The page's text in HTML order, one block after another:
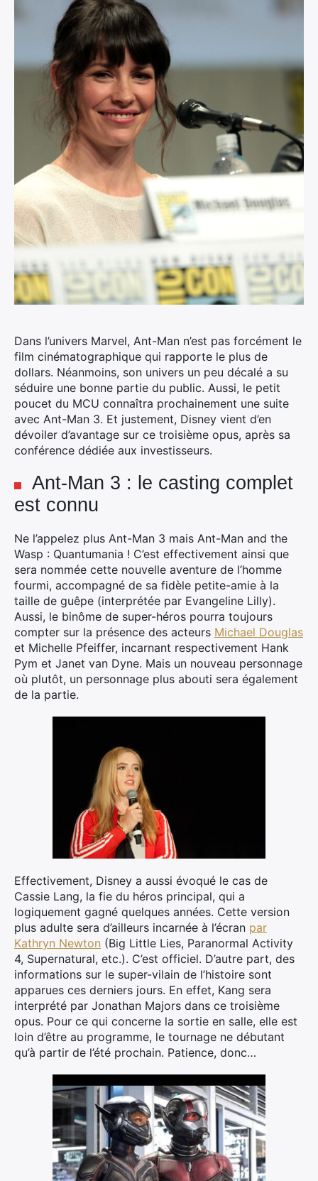
Dans l’univers Marvel, Ant-Man n’est pas forcément le
film cinématographique qui rapporte le plus de
dollars. Néanmoins, son univers un peu décalé a su
séduire une bonne partie du public. Aussi, le petit
poucet du MCU connaîtra prochainement une suite
avec Ant-Man 3. Et justement, Disney vient d’en
dévoiler d’avantage sur ce troisième opus, après sa
conférence dédiée aux investisseurs.
Ant-Man 3 : le casting complet
est connu
Ne l’appelez plus Ant-Man 3 mais Ant-Man and the
Wasp : Quantumania ! C’est effectivement ainsi que
sera nommée cette nouvelle aventure de l’homme
fourmi, accompagné de sa fidèle petite-amie à la
taille de guêpe (interprétée par Evangeline Lilly).
Aussi, le binôme de super-héros pourra toujours
compter sur la présence des acteurs Michael Douglas
et Michelle Pfeiffer, incarnant respectivement Hank
Pym et Janet van Dyne. Mais un nouveau personnage
où plutôt, un personnage plus abouti sera également
de la partie.
Effectivement, Disney a aussi évoqué le cas de
Cassie Lang, la fie du héros principal, qui a
logiquement gagné quelques années. Cette version
plus adulte sera d’ailleurs incarnée à l’écran par
Kathryn Newton (Big Little Lies, Paranormal Activity
4, Supernatural, etc.). C’est officiel. D’autre part, des
informations sur le super-vilain de l’histoire sont
apparues ces derniers jours. En effet, Kang sera
interprété par Jonathan Majors dans ce troisième
opus. Pour ce qui concerne la sortie en salle, elle est
loin d’être au programme, le tournage ne débutant
qu’à partir de l’été prochain. Patience, donc…